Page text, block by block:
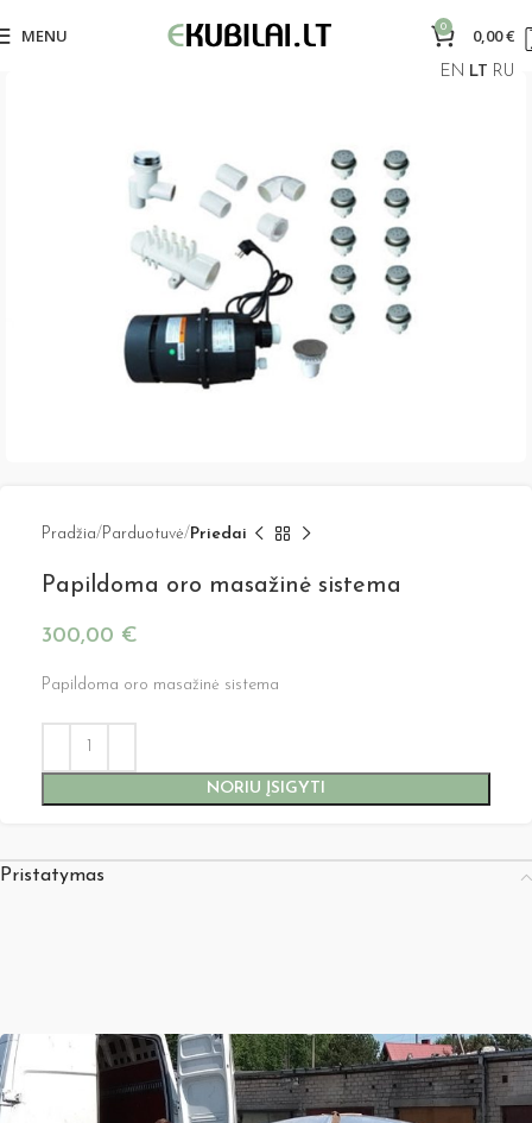
MENU 0 0,00€
Pradžia Parduotuvė Priedai
Papildoma oro masažinė sistema
300,00 €
Papildoma oro masažinė sistema
NORIU ĮSIGYTI
Pristatymas
EN LT RU